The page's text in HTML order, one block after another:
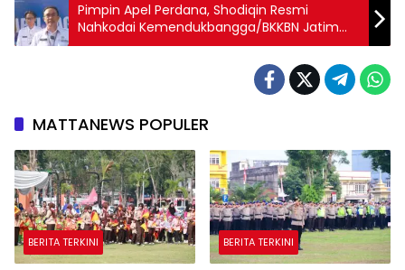
Pimpin Apel Perdana, Shodiqin Resmi
Nahkodai Kemendukbangga/BKKBN Jatim
Menuju Target Nasional
MATTANEWS POPULER
BERITA TERKINI BERITA TERKINI